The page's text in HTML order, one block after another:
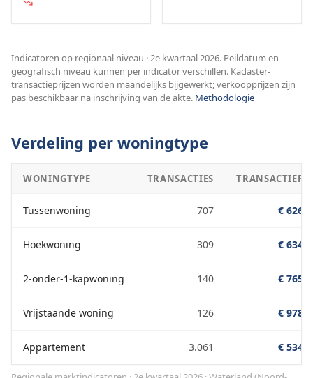
Indicatoren op regionaal niveau · 2e kwartaal 2026. Peildatum en
geografisch niveau kunnen per indicator verschillen. Kadaster-
transactieprijzen worden maandelijks bijgewerkt; verkoopprijzen zijn
pas beschikbaar na inschrijving van de akte. Methodologie
Verdeling per woningtype
WONINGTYPE TRANSACTIES
Tussenwoning 707 €
Hoekwoning 309 €
2-onder-1-kapwoning 140 €
Vrijstaande woning 126 €
Appartement 3.061 €